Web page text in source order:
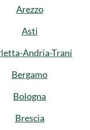
Arezzo
Asti
Andria-Trani
Bergamo
Bologna
Brescia